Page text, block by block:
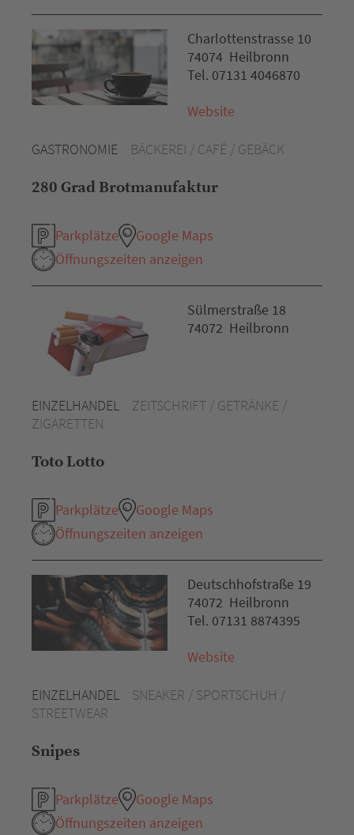
GASTRONOMIE BÄCKEREI / CAFÉ / GEBÄCK
280 Grad Brotmanufaktur
Parkplätze
Google Maps
Öffnungszeiten anzeigen
Charlottenstrasse 10
74074 Heilbronn
Tel. 07131 4046870
Website
EINZELHANDEL
ZEITSCHRIFT / GETRÄNKE /
ZIGARETTEN
Toto Lotto
Parkplätze
Google Maps
Öffnungszeiten anzeigen
Sülmerstraße 18
74072 Heilbronn
EINZELHANDEL
SNEAKER / SPORTSCHUH /
STREETWEAR
Snipes
Parkplätze
Google Maps
Öffnungszeiten anzeigen
Deutschhofstraße 19
74072 Heilbronn
Tel. 07131 8874395
Website